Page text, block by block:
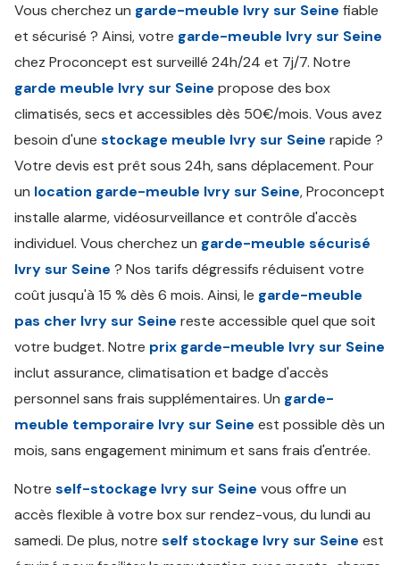
Vous cherchez un garde-meuble Ivry sur Seine fiable
et sécurisé ? Ainsi, votre garde-meuble Ivry sur Seine
chez Proconcept est surveillé 24h/24 et 7j/7. Notre
garde meuble Ivry sur Seine propose des box
climatisés, secs et accessibles dès 50€/mois. Vous avez
besoin d'une stockage meuble Ivry sur Seine rapide ?
Votre devis est prêt sous 24h, sans déplacement. Pour
un location garde-meuble Ivry sur Seine, Proconcept
installe alarme, vidéosurveillance et contrôle d'accès
individuel. Vous cherchez un garde-meuble sécurisé
Ivry sur Seine ? Nos tarifs dégressifs réduisent votre
coût jusqu'à 15 % dès 6 mois. Ainsi, le garde-meuble
pas cher Ivry sur Seine reste accessible quel que soit
votre budget. Notre prix garde-meuble Ivry sur Seine
inclut assurance, climatisation et badge d'accès
personnel sans frais supplémentaires. Un garde-
meuble temporaire Ivry sur Seine est possible dès un
mois, sans engagement minimum et sans frais d'entrée.
Notre self-stockage Ivry sur Seine vous offre un
accès flexible à votre box sur rendez-vous, du lundi au
samedi. De plus, notre self stockage Ivry sur Seine est